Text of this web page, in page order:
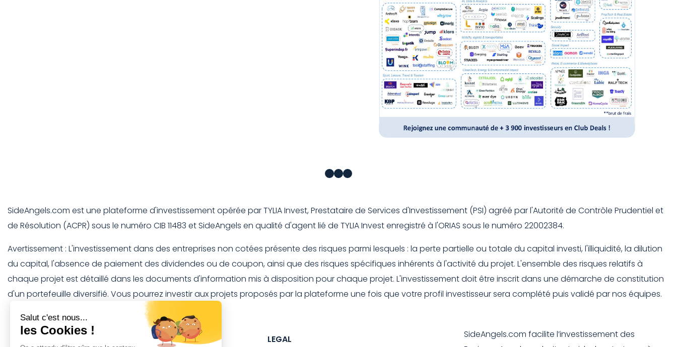
SideAngels.com est une plateforme d'investissement opérée par TYLIA Invest, Prestataire de Services d'Investissement (PSI) agréé par l'Autorité de Contrôle Prudentiel et
de Résolution (ACPR) sous le numéro CIB 11483 et SideAngels en qualité d'agent lié de TYLIA Invest enregistré à l'ORIAS sous le numéro 22002384.
Avertissement : L'investissement dans des entreprises non cotées présente des risques parmi lesquels : la perte partielle ou totale du capital investi, l'illiquidité, la dilution
du capital, l'absence de paiement des dividendes ou de coupon, ainsi que des risques spécifiques inhérents à l'activité du projet. L'ensemble des risques relatifs à
chaque projet est détaillé dans les documents d'information mis à disposition pour chaque projet. L'investissement doit être inscrit dans une démarche de constitution
d'un portefeuille diversifié. Vous pourrez investir aux projets proposés par la plateforme une fois que votre profil investisseur sera complété puis validé par nos équipes.
PLAN DU SITE LEGAL
SideAngels.com facilite l’investissement des